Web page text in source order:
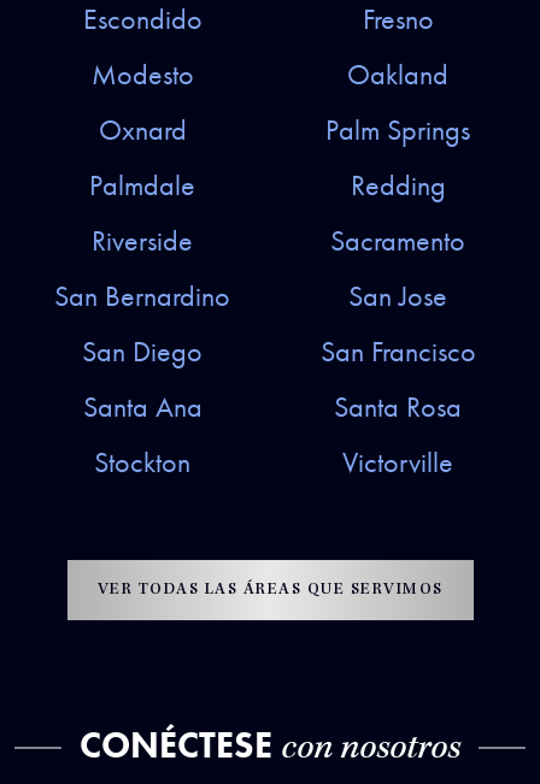
Escondido
Fresno
Modesto
Oakland
Oxnard
Palm Springs
Palmdale
Redding
Riverside
Sacramento
San Bernardino
San Jose
San Diego
San Francisco
Santa Ana
Santa Rosa
Stockton
Victorville
VER TODAS LAS ÁREAS QUE SERVIMOS
CONÉCTESE con nosotros